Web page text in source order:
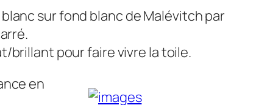
sur fond blanc de Malévitch par
brillant pour faire vivre la toile.
en